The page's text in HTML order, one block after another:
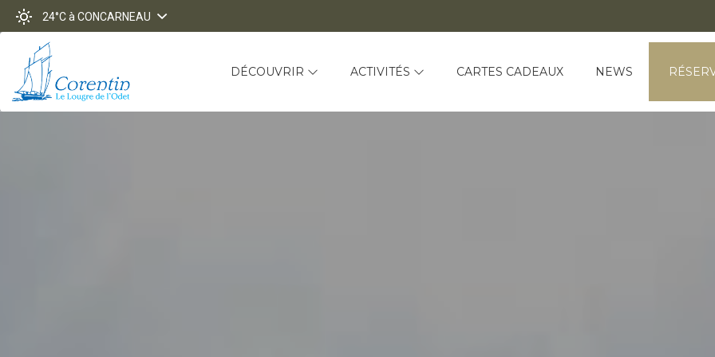
24°Cà CONCARNEAU
DÉCOUVRIR ACTIVITÉS CARTES CADEAUX NEWS